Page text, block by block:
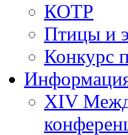
КОТР
Птицы и
Конкурс
XIV